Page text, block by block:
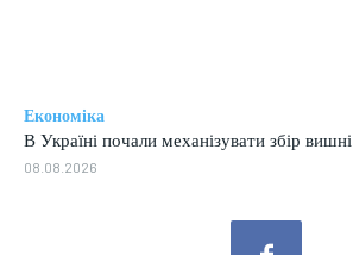
Економіка
В Україні почали механізувати збір вишні
08.08.2026